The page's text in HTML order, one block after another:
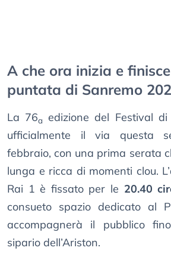
A che ora inizia e
puntata di Sanremo
La 76a edizione del Festival
ufficialmente il via questa
febbraio, con una prima serata
lunga e ricca di momenti clou.
Rai 1 è fissato per le 20.40
consueto spazio dedicato al
accompagnerà il pubblico
sipario dell’Ariston.